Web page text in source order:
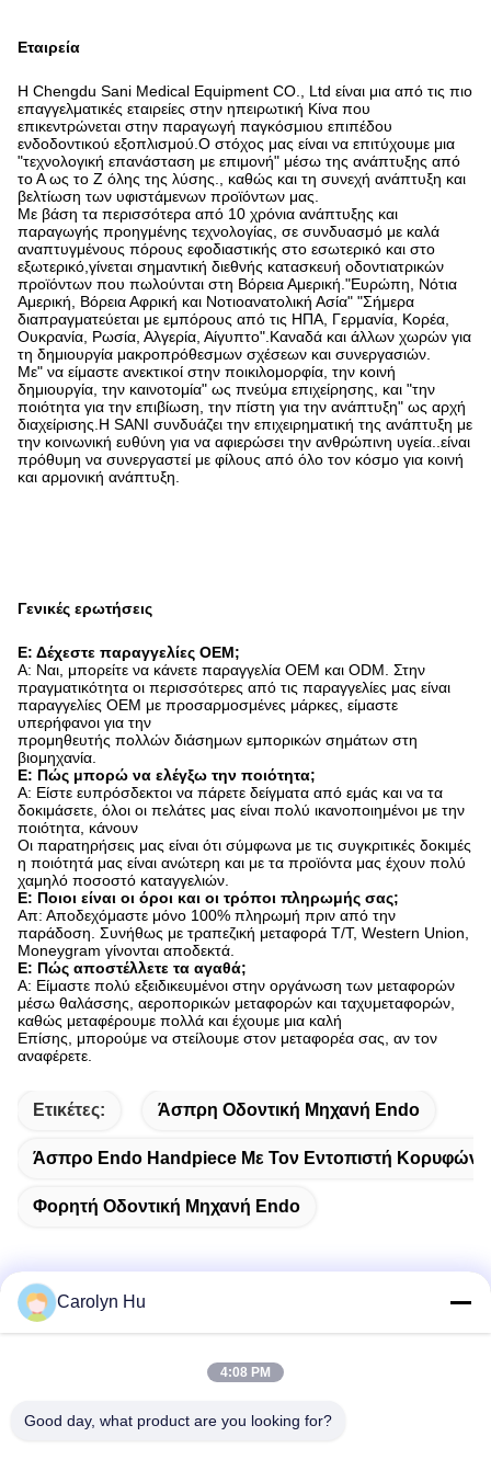
Εταιρεία
Η Chengdu Sani Medical Equipment CO., Ltd είναι μια από τις πιο
επαγγελματικές εταιρείες στην ηπειρωτική Κίνα που
επικεντρώνεται στην παραγωγή παγκόσμιου επιπέδου
ενδοδοντικού εξοπλισμού.Ο στόχος μας είναι να επιτύχουμε μια
"τεχνολογική επανάσταση με επιμονή" μέσω της ανάπτυξης από
το Α ως το Z όλης της λύσης., καθώς και τη συνεχή ανάπτυξη και
βελτίωση των υφιστάμενων προϊόντων μας.
Με βάση τα περισσότερα από 10 χρόνια ανάπτυξης και
παραγωγής προηγμένης τεχνολογίας, σε συνδυασμό με καλά
αναπτυγμένους πόρους εφοδιαστικής στο εσωτερικό και στο
εξωτερικό,γίνεται σημαντική διεθνής κατασκευή οδοντιατρικών
προϊόντων που πωλούνται στη Βόρεια Αμερική."Ευρώπη, Νότια
Αμερική, Βόρεια Αφρική και Νοτιοανατολική Ασία" "Σήμερα
διαπραγματεύεται με εμπόρους από τις ΗΠΑ, Γερμανία, Κορέα,
Ουκρανία, Ρωσία, Αλγερία, Αίγυπτο".Καναδά και άλλων χωρών για
τη δημιουργία μακροπρόθεσμων σχέσεων και συνεργασιών.
Με" να είμαστε ανεκτικοί στην ποικιλομορφία, την κοινή
δημιουργία, την καινοτομία" ως πνεύμα επιχείρησης, και "την
ποιότητα για την επιβίωση, την πίστη για την ανάπτυξη" ως αρχή
διαχείρισης.Η SANI συνδυάζει την επιχειρηματική της ανάπτυξη με
την κοινωνική ευθύνη για να αφιερώσει την ανθρώπινη υγεία..είναι
πρόθυμη να συνεργαστεί με φίλους από όλο τον κόσμο για κοινή
και αρμονική ανάπτυξη.
Γενικές ερωτήσεις
Ε: Δέχεστε παραγγελίες OEM;
Α: Ναι, μπορείτε να κάνετε παραγγελία OEM και ODM. Στην
πραγματικότητα οι περισσότερες από τις παραγγελίες μας είναι
παραγγελίες OEM με προσαρμοσμένες μάρκες, είμαστε
υπερήφανοι για την
προμηθευτής πολλών διάσημων εμπορικών σημάτων στη
βιομηχανία.
Ε: Πώς μπορώ να ελέγξω την ποιότητα;
Α: Είστε ευπρόσδεκτοι να πάρετε δείγματα από εμάς και να τα
δοκιμάσετε, όλοι οι πελάτες μας είναι πολύ ικανοποιημένοι με την
ποιότητα, κάνουν
Οι παρατηρήσεις μας είναι ότι σύμφωνα με τις συγκριτικές δοκιμές
η ποιότητά μας είναι ανώτερη και με τα προϊόντα μας έχουν πολύ
χαμηλό ποσοστό καταγγελιών.
Ε: Ποιοι είναι οι όροι και οι τρόποι πληρωμής σας;
Απ: Αποδεχόμαστε μόνο 100% πληρωμή πριν από την
παράδοση. Συνήθως με τραπεζική μεταφορά T/T, Western Union,
Moneygram γίνονται αποδεκτά.
Ε: Πώς αποστέλλετε τα αγαθά;
Α: Είμαστε πολύ εξειδικευμένοι στην οργάνωση των μεταφορών
μέσω θαλάσσης, αεροπορικών μεταφορών και ταχυμεταφορών,
καθώς μεταφέρουμε πολλά και έχουμε μια καλή
Επίσης, μπορούμε να στείλουμε στον μεταφορέα σας, αν τον
αναφέρετε.
Ετικέτες: Άσπρη Οδοντική Μηχανή Endo
Άσπρο Endo Handpiece Με Τον Εντοπιστή Κορυφών
Φορητή Οδοντική Μηχανή Endo
Νο 2204, οικοδόμηση Α, τετραγωνική No.666 Jincheng
Carolyn Hu
4:08 PM
Good day, what product are you looking for?